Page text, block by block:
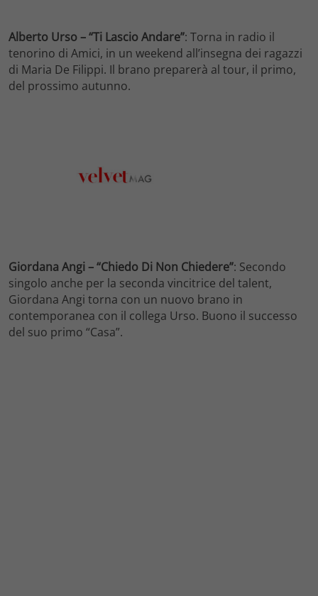
Alberto Urso – “Ti Lascio Andare”: Torna in radio il
tenorino di Amici, in un weekend all’insegna dei ragazzi
di Maria De Filippi. Il brano preparerà al tour, il primo,
del prossimo autunno.
Giordana Angi – “Chiedo Di Non Chiedere”: Secondo
singolo anche per la seconda vincitrice del talent,
Giordana Angi torna con un nuovo brano in
contemporanea con il collega Urso. Buono il successo
del suo primo “Casa”.